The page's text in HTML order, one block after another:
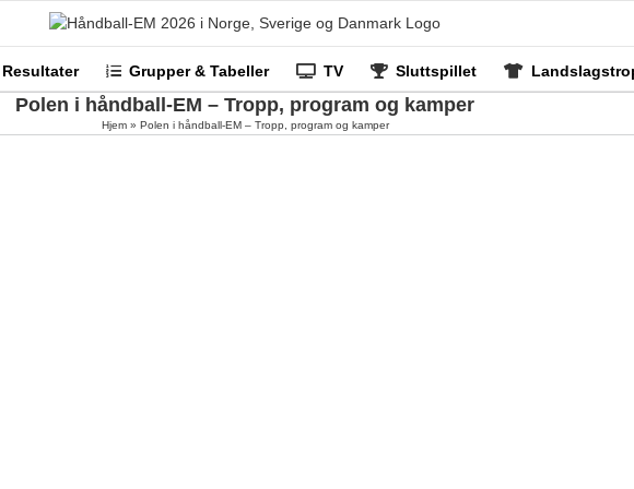
Resultater Grupper & Tabeller TV Sluttspillet
Polen i håndball-EM – Tropp, program og kamper
Hjem» Polen i håndball-EM – Tropp, program og kamper